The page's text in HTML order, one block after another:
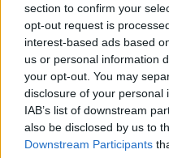
section to confirm your
opt-out request is
interest-based ads based
us or personal information
your opt-out. You may
disclosure of your personal
IAB’s list of downstream
also be disclosed by us to
Downstream Participants
Tranzacție uriașă în
plăti Sony Music